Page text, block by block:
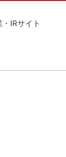
IRサイト